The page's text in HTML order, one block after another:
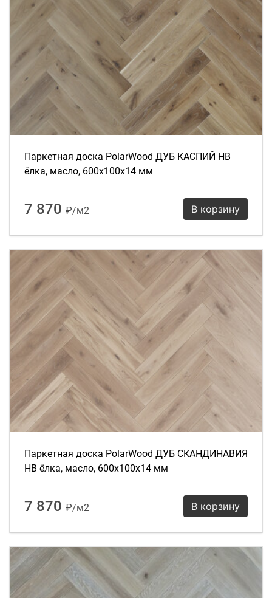
Паркетная доска PolarWood ДУБ КАСПИЙ HB
ёлка, масло, 600х100х14 мм
7 870 ₽/м2 В корзину
Паркетная доска PolarWood ДУБ СКАНДИНАВИЯ
HB ёлка, масло, 600х100х14 мм
7 870 ₽/м2 В корзину